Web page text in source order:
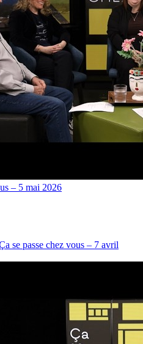
– 5 mai 2026
se passe chez vous – 7 avril